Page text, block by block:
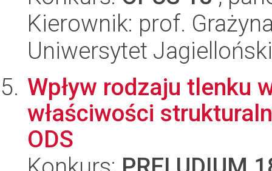
Kierownik: prof.
Uniwersytet
Wpływ rodzaju tlenku
właściwości
ODS